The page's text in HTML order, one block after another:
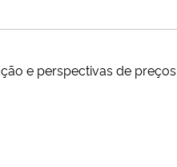
e perspectivas de preços